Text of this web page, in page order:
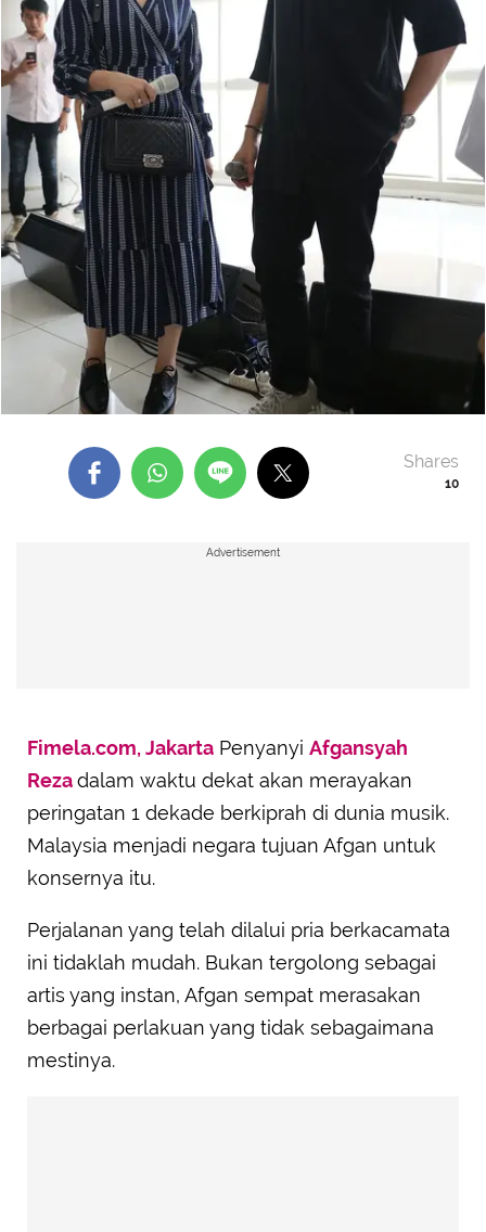
10
Shares
Advertisement
Fimela.com, Jakarta Penyanyi Afgansyah
Rezadalam waktu dekat akan merayakan
peringatan 1 dekade berkiprah di dunia musik.
Malaysia menjadi negara tujuan Afgan untuk
konsernya itu.
Perjalanan yang telah dilalui pria berkacamata
ini tidaklah mudah. Bukan tergolong sebagai
artis yang instan, Afgan sempat merasakan
berbagai perlakuan yang tidak sebagaimana
mestinya.